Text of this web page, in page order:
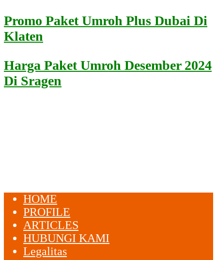
Promo Paket Umroh Plus Dubai Di
Klaten
Harga Paket Umroh Desember 2024
Di Sragen
HOME
PROFILE
ARTICLES
HUBUNGI KAMI
Legalitas